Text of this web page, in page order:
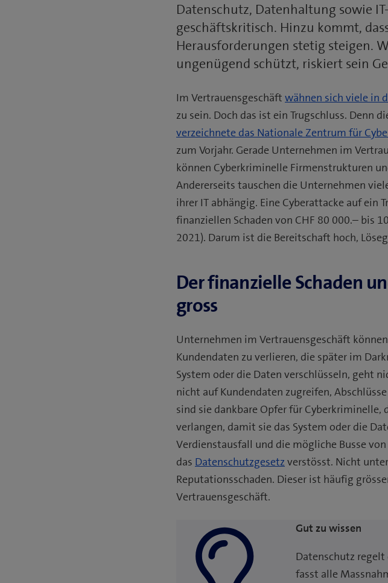
Datenschutz, Datenhaltung sowie
geschäftskritisch. Hinzu kommt,
Herausforderungen stetig steigen.
ungenügend schützt, riskiert sein
Im Vertrauensgeschäft wähnen sich viele in
zu sein. Doch das ist ein Trugschluss. Denn
verzeichnete das Nationale Zentrum für
zum Vorjahr. Gerade Unternehmen im
können Cyberkriminelle Firmenstrukturen
Andererseits tauschen die Unternehmen
ihrer IT abhängig. Eine Cyberattacke auf
finanziellen Schaden von CHF 80 000.– bis
2021). Darum ist die Bereitschaft hoch,
Der finanzielle Schaden
gross
Unternehmen im Vertrauensgeschäft
Kundendaten zu verlieren, die später im
System oder die Daten verschlüsseln, geht
nicht auf Kundendaten zugreifen,
sind sie dankbare Opfer für Cyberkriminelle,
verlangen, damit sie das System oder die
Verdienstausfall und die mögliche Busse
das Datenschutzgesetz verstösst. Nicht
Reputationsschaden. Dieser ist häufig
Vertrauensgeschäft.
Gut zu wissen
Datenschutz
fasst alle